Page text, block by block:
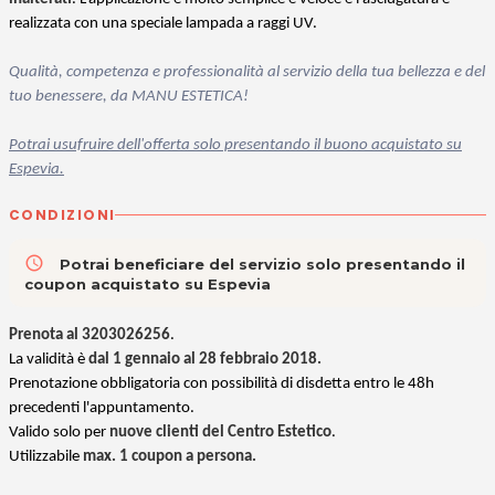
realizzata con una speciale lampada a raggi UV.
Qualità, competenza e professionalità al servizio della tua bellezza e del
tuo benessere, da MANU ESTETICA!
Potrai usufruire dell'offerta solo presentando il buono acquistato su
Espevia.
CONDIZIONI
access_time
Potrai beneficiare del servizio solo presentando il
coupon acquistato su Espevia
Prenota al 3203026256.
La validità è dal 1 gennaio al 28 febbraio 2018.
Prenotazione obbligatoria con possibilità di disdetta entro le 48h
precedenti l'appuntamento.
Valido solo per nuove clienti del Centro Estetico.
Utilizzabile max. 1 coupon a persona.